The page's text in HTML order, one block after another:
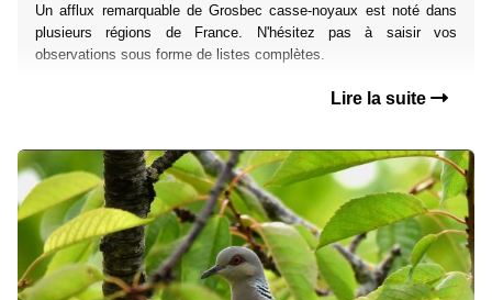
Un afflux remarquable de Grosbec casse-noyaux est noté dans
plusieurs régions de France. N'hésitez pas à saisir vos
observations sous forme de listes complètes.
Lire la suite